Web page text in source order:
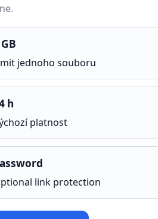
jednoho souboru
h
platnost
link protection